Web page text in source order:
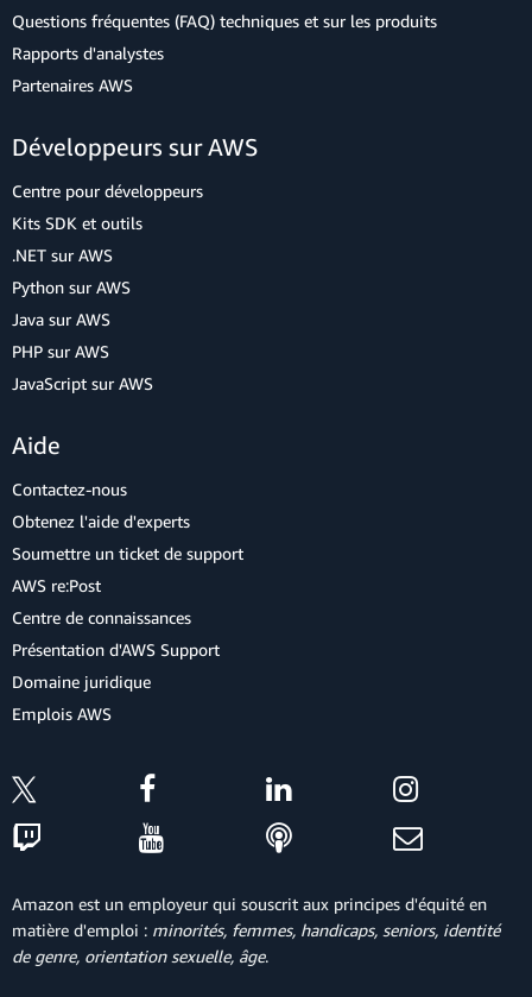
Questions fréquentes (FAQ) techniques et sur les produits
Rapports d'analystes
Partenaires AWS
Développeurs sur AWS
Centre pour développeurs
Kits SDK et outils
.NET sur AWS
Python sur AWS
Java sur AWS
PHP sur AWS
JavaScript sur AWS
Aide
Contactez-nous
Obtenez l'aide d'experts
Soumettre un ticket de support
AWS re:Post
Centre de connaissances
Présentation d'AWS Support
Domaine juridique
Emplois AWS
Amazon est un employeur qui souscrit aux principes d'équité en
matière d'emploi : minorités, femmes, handicaps, seniors, identité
de genre, orientation sexuelle, âge.